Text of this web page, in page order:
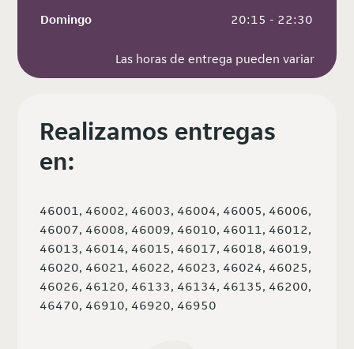
Domingo
20:15 - 22:30
Las horas de entrega pueden variar
Realizamos entregas
en:
46001, 46002, 46003, 46004, 46005, 46006,
46007, 46008, 46009, 46010, 46011, 46012,
46013, 46014, 46015, 46017, 46018, 46019,
46020, 46021, 46022, 46023, 46024, 46025,
46026, 46120, 46133, 46134, 46135, 46200,
46470, 46910, 46920, 46950